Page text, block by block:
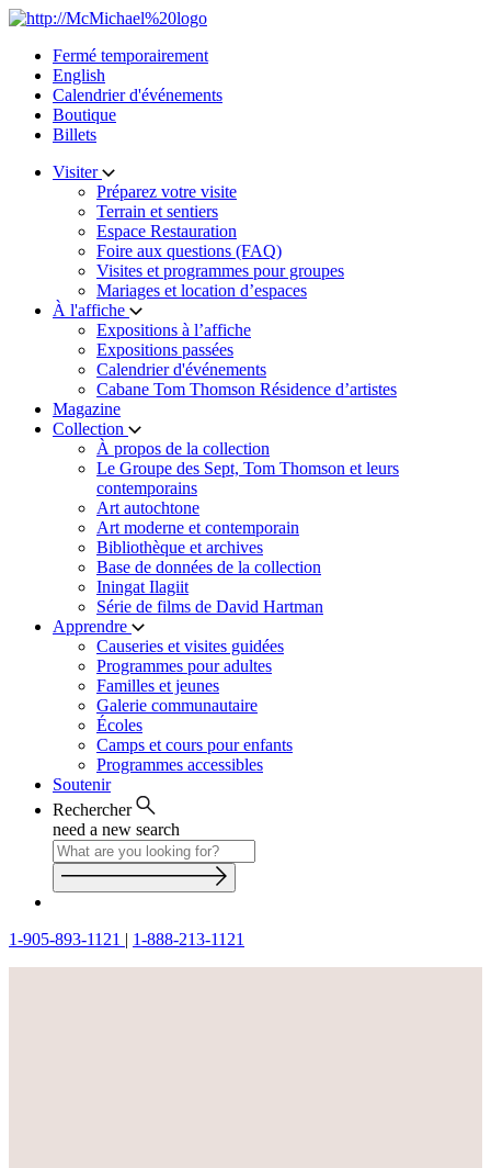
Skip
contentFermé temporairement
English
Calendrier d'événements
Boutique
Billets
Visiter
Préparez votre visite
Terrain et sentiers
Espace Restauration
Foire aux questions (FAQ)
Visites et programmes pour groupes
Mariages et location d’espaces
À l'affiche
Expositions à l’affiche
Expositions passées
Calendrier d'événements
Cabane Tom Thomson Résidence d’artistes
Magazine
Collection
À propos de la collection
Le Groupe des Sept, Tom Thomson et leurs
contemporains
Art autochtone
Art moderne et contemporain
Bibliothèque et archives
Base de données de la collection
Iningat Ilagiit
Série de films de David Hartman
Apprendre
Causeries et visites guidées
Programmes pour adultes
Familles et jeunes
Galerie communautaire
Écoles
Camps et cours pour enfants
Programmes accessibles
Soutenir
Rechercher
need a new search
1-905-893-1121 | 1-888-213-1121